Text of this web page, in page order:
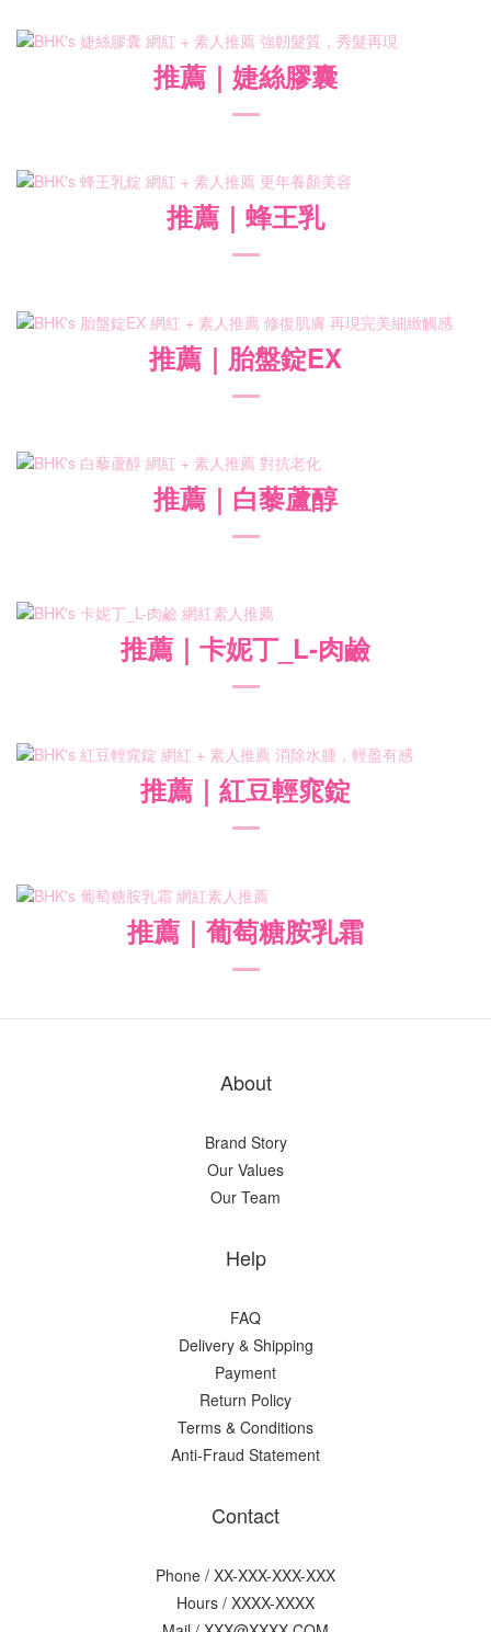
推薦 ｜婕絲膠囊
推薦 ｜蜂王乳
推薦 ｜胎盤錠EX
推薦 ｜白藜蘆醇
推薦 ｜卡妮丁_L-肉鹼
推薦 ｜紅豆輕窕錠
推薦 ｜葡萄糖胺乳霜
About
Brand Story
Our Values
Our Team
Help
FAQ
Delivery & Shipping
Payment
Return Policy
Terms & Conditions
Anti-Fraud Statement
Contact
Phone / XX-XXX-XXX-XXX
Hours / XXXX-XXXX